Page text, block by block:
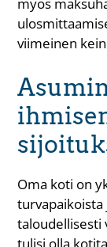
myös
viimeinen
Oma koti on
turvapaikoista
taloudellisesti